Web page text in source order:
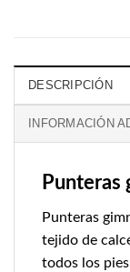
DESCRIPCIÓN
INFORMACIÓN
Punteras
Punteras
tejido de
todos los